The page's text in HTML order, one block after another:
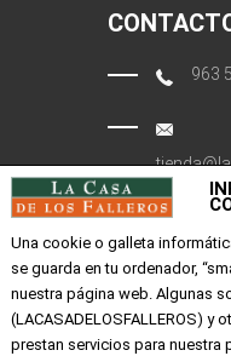
963
EMPRESA
Una cookie o galleta
se guarda en tu ordenador,
nuestra página web. Algunas
(LACASADELOSFALLEROS) y
prestan servicios para nuestra